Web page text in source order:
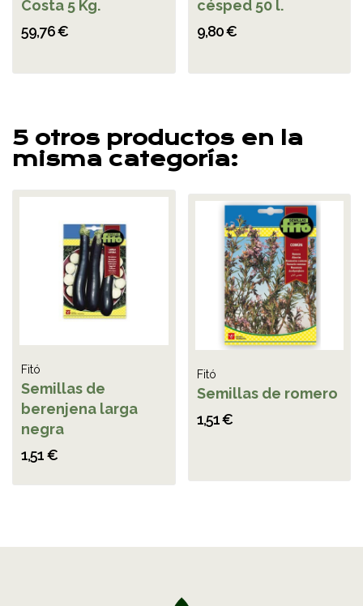
Costa 5 Kg.
59,76 €
césped 50 l.
9,80 €
5 otros productos en la
misma categoría:
Fitó
Semillas de
berenjena larga
negra
1,51 €
Fitó
Semillas de romero
1,51 €